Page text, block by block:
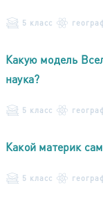
5 класс
Какую модель
наука?
5 класс
Какой материк
5 класс